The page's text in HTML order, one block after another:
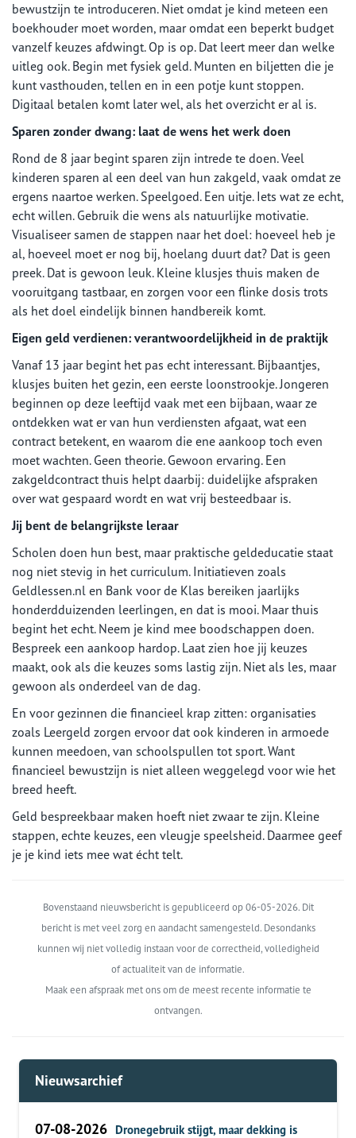
bewustzijn te introduceren. Niet omdat je kind meteen een
boekhouder moet worden, maar omdat een beperkt budget
vanzelf keuzes afdwingt. Op is op. Dat leert meer dan welke
uitleg ook. Begin met fysiek geld. Munten en biljetten die je
kunt vasthouden, tellen en in een potje kunt stoppen.
Digitaal betalen komt later wel, als het overzicht er al is.
Sparen zonder dwang: laat de wens het werk doen
Rond de 8 jaar begint sparen zijn intrede te doen. Veel
kinderen sparen al een deel van hun zakgeld, vaak omdat ze
ergens naartoe werken. Speelgoed. Een uitje. Iets wat ze echt,
echt willen. Gebruik die wens als natuurlijke motivatie.
Visualiseer samen de stappen naar het doel: hoeveel heb je
al, hoeveel moet er nog bij, hoelang duurt dat? Dat is geen
preek. Dat is gewoon leuk. Kleine klusjes thuis maken de
vooruitgang tastbaar, en zorgen voor een flinke dosis trots
als het doel eindelijk binnen handbereik komt.
Eigen geld verdienen: verantwoordelijkheid in de praktijk
Vanaf 13 jaar begint het pas echt interessant. Bijbaantjes,
klusjes buiten het gezin, een eerste loonstrookje. Jongeren
beginnen op deze leeftijd vaak met een bijbaan, waar ze
ontdekken wat er van hun verdiensten afgaat, wat een
contract betekent, en waarom die ene aankoop toch even
moet wachten. Geen theorie. Gewoon ervaring. Een
zakgeldcontract thuis helpt daarbij: duidelijke afspraken
over wat gespaard wordt en wat vrij besteedbaar is.
Jij bent de belangrijkste leraar
Scholen doen hun best, maar praktische geldeducatie staat
nog niet stevig in het curriculum. Initiatieven zoals
Geldlessen.nl en Bank voor de Klas bereiken jaarlijks
honderdduizenden leerlingen, en dat is mooi. Maar thuis
begint het echt. Neem je kind mee boodschappen doen.
Bespreek een aankoop hardop. Laat zien hoe jij keuzes
maakt, ook als die keuzes soms lastig zijn. Niet als les, maar
gewoon als onderdeel van de dag.
En voor gezinnen die financieel krap zitten: organisaties
zoals Leergeld zorgen ervoor dat ook kinderen in armoede
kunnen meedoen, van schoolspullen tot sport. Want
financieel bewustzijn is niet alleen weggelegd voor wie het
breed heeft.
Geld bespreekbaar maken hoeft niet zwaar te zijn. Kleine
stappen, echte keuzes, een vleugje speelsheid. Daarmee geef
je je kind iets mee wat écht telt.
Bovenstaand nieuwsbericht is gepubliceerd op 06-05-2026. Dit
bericht is met veel zorg en aandacht samengesteld. Desondanks
kunnen wij niet volledig instaan voor de correctheid, volledigheid
of actualiteit van de informatie.
Maak een afspraak met ons om de meest recente informatie te
ontvangen.
Nieuwsarchief
07-08-2026 Dronegebruik stijgt, maar dekking is